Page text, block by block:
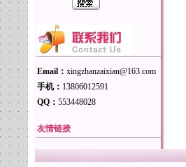
Email： xingzhanzaixian@163.com
手机： 13806012591
QQ： 553448028
友情链接